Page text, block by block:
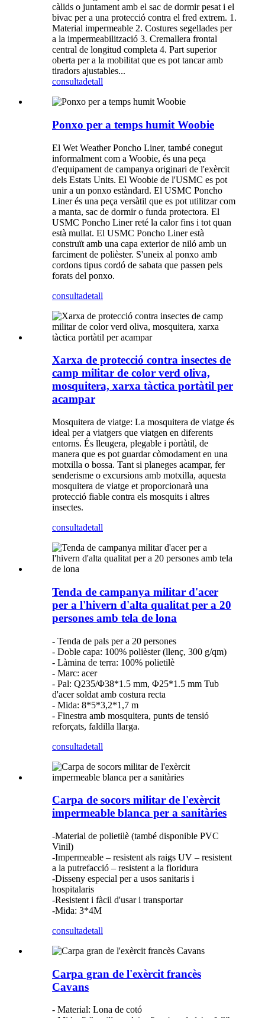
càlids o juntament amb el sac de dormir pesat i el
bivac per a una protecció contra el fred extrem. 1.
Material impermeable 2. Costures segellades per
a la impermeabilització 3. Cremallera frontal
central de longitud completa 4. Part superior
oberta per a la mobilitat que es pot tancar amb
tiradors ajustables...
consultadetall
Ponxo per a temps humit Woobie
El Wet Weather Poncho Liner, també conegut
informalment com a Woobie, és una peça
d'equipament de campanya originari de l'exèrcit
dels Estats Units. El Woobie de l'USMC es pot
unir a un ponxo estàndard. El USMC Poncho
Liner és una peça versàtil que es pot utilitzar com
a manta, sac de dormir o funda protectora. El
USMC Poncho Liner reté la calor fins i tot quan
està mullat. El USMC Poncho Liner està
construït amb una capa exterior de niló amb un
farciment de polièster. S'uneix al ponxo amb
cordons tipus cordó de sabata que passen pels
forats del ponxo.
consultadetall
Xarxa de protecció contra insectes de
camp militar de color verd oliva,
mosquitera, xarxa tàctica portàtil per
acampar
Mosquitera de viatge: La mosquitera de viatge és
ideal per a viatgers que viatgen en diferents
entorns. És lleugera, plegable i portàtil, de
manera que es pot guardar còmodament en una
motxilla o bossa. Tant si planeges acampar, fer
senderisme o excursions amb motxilla, aquesta
mosquitera de viatge et proporcionarà una
protecció fiable contra els mosquits i altres
insectes.
consultadetall
Tenda de campanya militar d'acer
per a l'hivern d'alta qualitat per a 20
persones amb tela de lona
- Tenda de pals per a 20 persones
- Doble capa: 100% polièster (llenç, 300 g/qm)
- Làmina de terra: 100% polietilè
- Marc: acer
- Pal: Q235/Φ38*1.5 mm, Φ25*1.5 mm Tub
d'acer soldat amb costura recta
- Mida: 8*5*3,2*1,7 m
- Finestra amb mosquitera, punts de tensió
reforçats, faldilla llarga.
consultadetall
Carpa de socors militar de l'exèrcit
impermeable blanca per a sanitàries
-Material de polietilè (també disponible PVC
Vinil)
-Impermeable – resistent als raigs UV – resistent
a la putrefacció – resistent a la floridura
-Disseny especial per a usos sanitaris i
hospitalaris
-Resistent i fàcil d'usar i transportar
-Mida: 3*4M
consultadetall
Carpa gran de l'exèrcit francès
Cavans
- Material: Lona de cotó